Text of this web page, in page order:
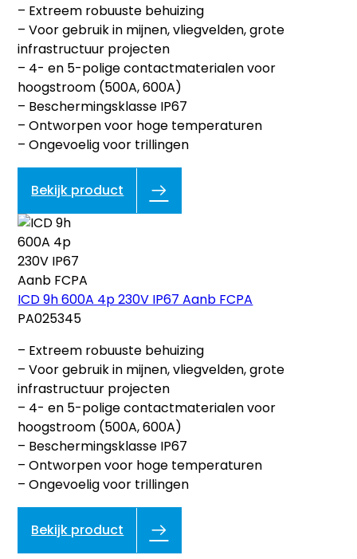
– Extreem robuuste behuizing
– Voor gebruik in mijnen, vliegvelden, grote
infrastructuur projecten
– 4- en 5-polige contactmaterialen voor
hoogstroom (500A, 600A)
– Beschermingsklasse IP67
– Ontworpen voor hoge temperaturen
– Ongevoelig voor trillingen
Bekijk product
ICD 9h 600A 4p 230V IP67 Aanb FCPA
PA025345
– Extreem robuuste behuizing
– Voor gebruik in mijnen, vliegvelden, grote
infrastructuur projecten
– 4- en 5-polige contactmaterialen voor
hoogstroom (500A, 600A)
– Beschermingsklasse IP67
– Ontworpen voor hoge temperaturen
– Ongevoelig voor trillingen
Bekijk product